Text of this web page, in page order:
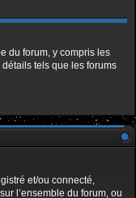
du forum, y compris les
tels que les forums
et/ou connecté,
l’ensemble du forum, ou